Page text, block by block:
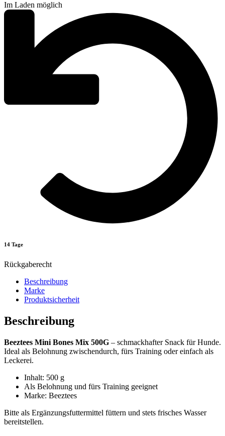
Im Laden möglich
14 Tage
Rückgaberecht
Beschreibung
Marke
Produktsicherheit
Beschreibung
Beeztees Mini Bones Mix 500G – schmackhafter Snack für Hunde.
Ideal als Belohnung zwischendurch, fürs Training oder einfach als
Leckerei.
Inhalt: 500 g
Als Belohnung und fürs Training geeignet
Marke: Beeztees
Bitte als Ergänzungsfuttermittel füttern und stets frisches Wasser
bereitstellen.